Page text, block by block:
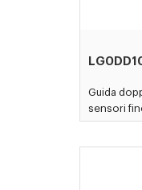
Guida
sensori